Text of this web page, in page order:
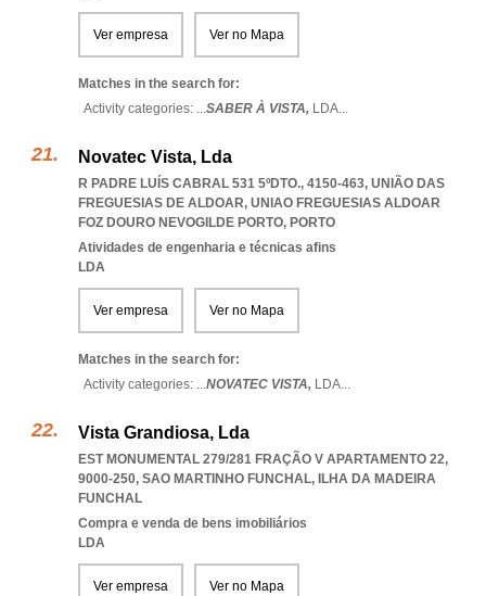
Ver empresa Ver no Mapa
Matches in the search for:
Activity categories: ...SABER À VISTA, LDA...
Novatec Vista, Lda
R PADRE LUÍS CABRAL 531 5ºDTO., 4150-463, UNIÃO DAS
FREGUESIAS DE ALDOAR, UNIAO FREGUESIAS ALDOAR
FOZ DOURO NEVOGILDE PORTO, PORTO
Atividades de engenharia e técnicas afins
LDA
Ver empresa Ver no Mapa
Matches in the search for:
Activity categories: ...NOVATEC VISTA, LDA...
Vista Grandiosa, Lda
EST MONUMENTAL 279/281 FRAÇÃO V APARTAMENTO 22,
9000-250, SAO MARTINHO FUNCHAL, ILHA DA MADEIRA
FUNCHAL
Compra e venda de bens imobiliários
LDA
Ver empresa Ver no Mapa